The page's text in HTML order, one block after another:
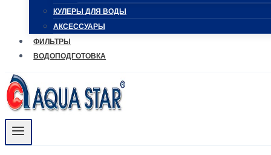
КУЛЕРЫ ДЛЯ ВОДЫ
АКСЕССУАРЫ
ФИЛЬТРЫ
ВОДОПОДГОТОВКА